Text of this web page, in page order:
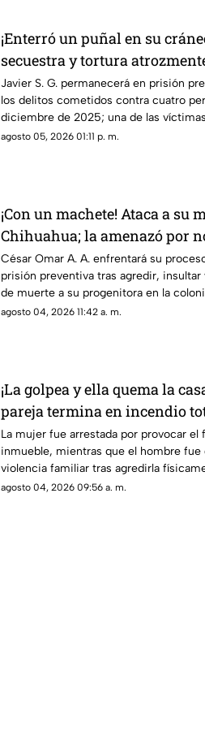
¡Enterró un puñal en su
secuestra y tortura
asesinan a uno en Riberas
Javier S. G. permanecerá en prisión
los delitos cometidos contra cuatro
diciembre de 2025; una de las
vida a causa de la agresión directa en la
agosto 05, 2026 01:11 p. m.
¡Con un machete! Ataca a su
Chihuahua; la amenazó por
despertarlo para ir a trabajar
César Omar A. A. enfrentará su
prisión preventiva tras agredir, insultar
de muerte a su progenitora en la
la Revolución de Parral, Chihuahua
agosto 04, 2026 11:42 a. m.
¡La golpea y ella quema la
pareja termina en incendio
vivienda en Ciudad Juárez
La mujer fue arrestada por provocar el
inmueble, mientras que el hombre fue
violencia familiar tras agredirla
una discusión.
agosto 04, 2026 09:56 a. m.